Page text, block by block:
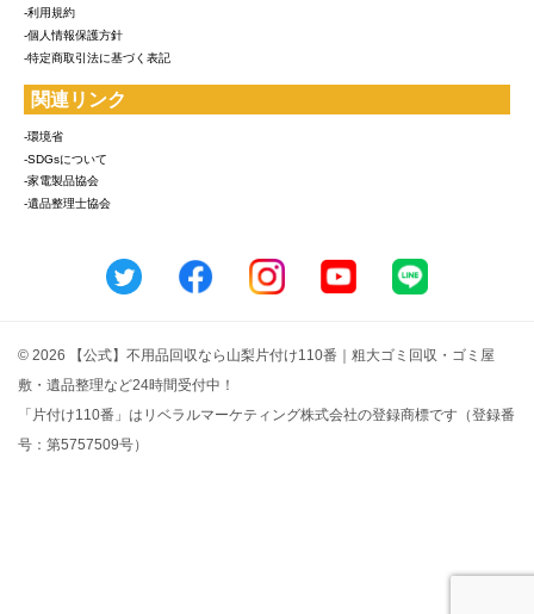
-利用規約
-個人情報保護方針
-特定商取引法に基づく表記
関連リンク
-環境省
-SDGsについて
-家電製品協会
-遺品整理士協会
© 2026 【公式】不用品回収なら山梨片付け110番｜粗大ゴミ回収・ゴミ屋
敷・遺品整理など24時間受付中！
「片付け110番」はリベラルマーケティング株式会社の登録商標です（登録番
号：第5757509号）